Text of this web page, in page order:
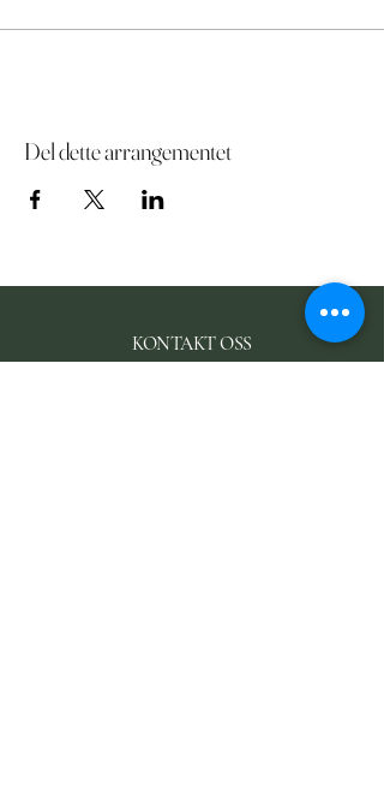
Del dette arrangementet
KONTAKT OSS